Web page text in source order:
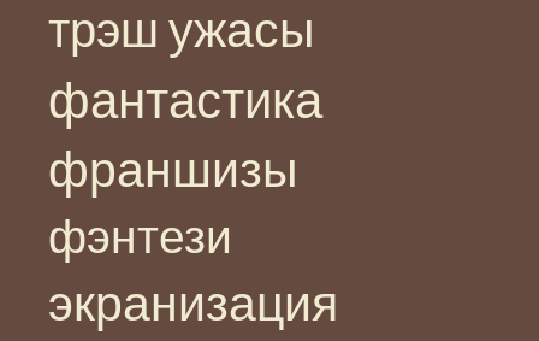
трэш ужасы
фантастика
франшизы
фэнтези
экранизация